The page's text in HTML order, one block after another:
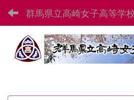
群馬県立高崎女子高等学